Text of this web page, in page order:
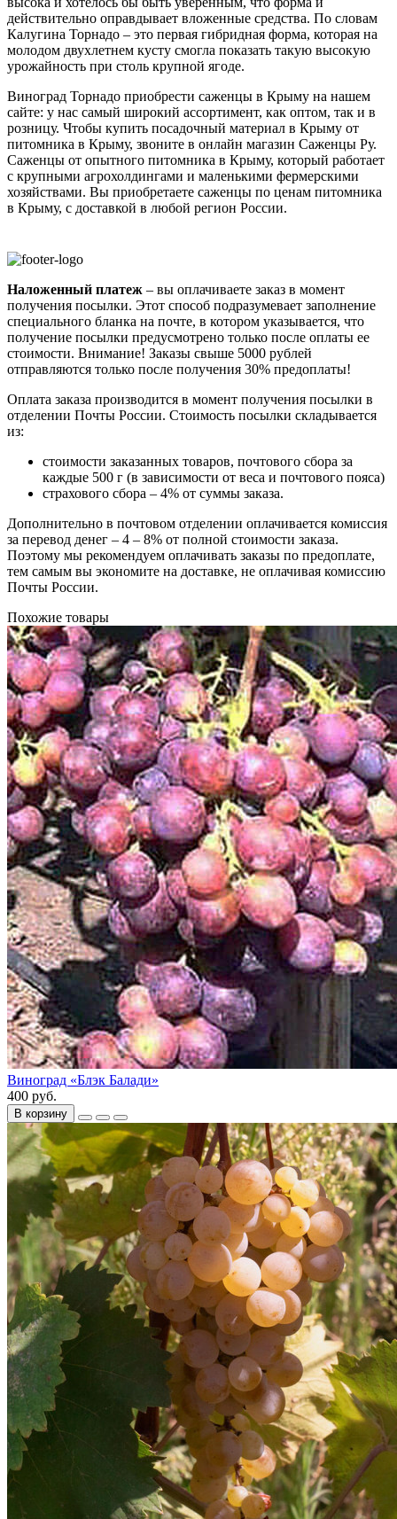
действительно оправдывает вложенные средства. По словам
Калугина Торнадо – это первая гибридная форма, которая на
молодом двухлетнем кусту смогла показать такую высокую
урожайность при столь крупной ягоде.
Виноград Торнадо приобрести саженцы в Крыму на нашем
сайте: у нас самый широкий ассортимент, как оптом, так и в
розницу. Чтобы купить посадочный материал в Крыму от
питомника в Крыму, звоните в онлайн магазин Саженцы Ру.
Саженцы от опытного питомника в Крыму, который работает
с крупными агрохолдингами и маленькими фермерскими
хозяйствами. Вы приобретаете саженцы по ценам питомника
в Крыму, с доставкой в любой регион России.
Наложенный платеж – вы оплачиваете заказ в момент
получения посылки. Этот способ подразумевает заполнение
специального бланка на почте, в котором указывается, что
получение посылки предусмотрено только после оплаты ее
стоимости. Внимание! Заказы свыше 5000 рублей
отправляются только после получения 30% предоплаты!
Оплата заказа производится в момент получения посылки в
отделении Почты России. Стоимость посылки складывается
из:
стоимости заказанных товаров, почтового сбора за
каждые 500 г (в зависимости от веса и почтового пояса)
страхового сбора – 4% от суммы заказа.
Дополнительно в почтовом отделении оплачивается комиссия
за перевод денег – 4 – 8% от полной стоимости заказа.
Поэтому мы рекомендуем оплачивать заказы по предоплате,
тем самым вы экономите на доставке, не оплачивая комиссию
Почты России.
Похожие товары
Виноград «Блэк Балади»
400 руб.
В корзину